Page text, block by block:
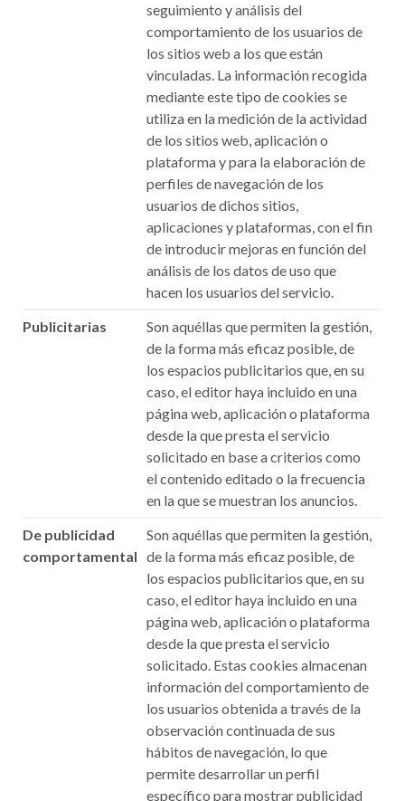
seguimiento y análisis del
comportamiento de los usuarios de
los sitios web a los que están
vinculadas. La información recogida
mediante este tipo de cookies se
utiliza en la medición de la actividad
de los sitios web, aplicación o
plataforma y para la elaboración de
perfiles de navegación de los
usuarios de dichos sitios,
aplicaciones y plataformas, con el fin
de introducir mejoras en función del
análisis de los datos de uso que
hacen los usuarios del servicio.
Publicitarias
Son aquéllas que permiten la gestión,
de la forma más eficaz posible, de
los espacios publicitarios que, en su
caso, el editor haya incluido en una
página web, aplicación o plataforma
desde la que presta el servicio
solicitado en base a criterios como
el contenido editado o la frecuencia
en la que se muestran los anuncios.
De publicidad
comportamental
Son aquéllas que permiten la gestión,
de la forma más eficaz posible, de
los espacios publicitarios que, en su
caso, el editor haya incluido en una
página web, aplicación o plataforma
desde la que presta el servicio
solicitado. Estas cookies almacenan
información del comportamiento de
los usuarios obtenida a través de la
observación continuada de sus
hábitos de navegación, lo que
permite desarrollar un perfil
específico para mostrar publicidad